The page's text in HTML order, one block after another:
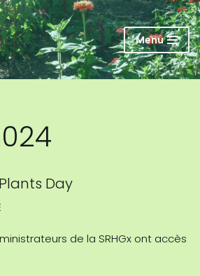
Menu
Day
de la SRHGx ont accès